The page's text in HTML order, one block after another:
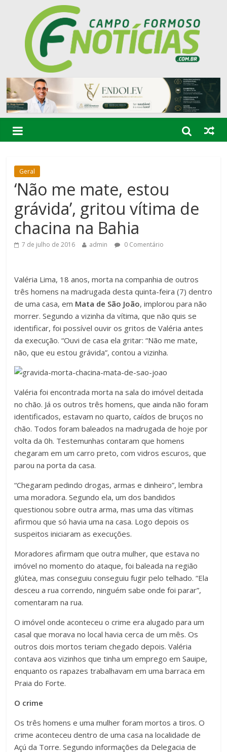
Geral
‘Não me mate, estou
grávida’, gritou vítima de
chacina na Bahia
7 de julho de 2016 admin 0 Comentário
Valéria Lima, 18 anos, morta na companhia de outros
três homens na madrugada desta quinta-feira (7) dentro
de uma casa, em Mata de São João, implorou para não
morrer. Segundo a vizinha da vítima, que não quis se
identificar, foi possível ouvir os gritos de Valéria antes
da execução. “Ouvi de casa ela gritar: “Não me mate,
não, que eu estou grávida”, contou a vizinha.
Valéria foi encontrada morta na sala do imóvel deitada
no chão. Já os outros três homens, que ainda não foram
identificados, estavam no quarto, caídos de bruços no
chão. Todos foram baleados na madrugada de hoje por
volta da 0h. Testemunhas contaram que homens
chegaram em um carro preto, com vidros escuros, que
parou na porta da casa.
“Chegaram pedindo drogas, armas e dinheiro”, lembra
uma moradora. Segundo ela, um dos bandidos
questionou sobre outra arma, mas uma das vítimas
afirmou que só havia uma na casa. Logo depois os
suspeitos iniciaram as execuções.
Moradores afirmam que outra mulher, que estava no
imóvel no momento do ataque, foi baleada na região
glútea, mas conseguiu conseguiu fugir pelo telhado. “Ela
desceu a rua correndo, ninguém sabe onde foi parar”,
comentaram na rua.
O imóvel onde aconteceu o crime era alugado para um
casal que morava no local havia cerca de um mês. Os
outros dois mortos teriam chegado depois. Valéria
contava aos vizinhos que tinha um emprego em Sauipe,
enquanto os rapazes trabalhavam em uma barraca em
Praia do Forte.
O crime
Os três homens e uma mulher foram mortos a tiros. O
crime aconteceu dentro de uma casa na localidade de
Açú da Torre. Segundo informações da Delegacia de